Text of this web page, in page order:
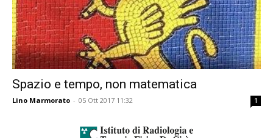
Spazio e tempo, non matematica
Lino Marmorato - 05 Ott 2017 11:32 1